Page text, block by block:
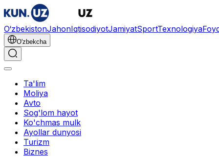
O‘zbekistonJahonIqtisodiyotJamiyatSportTexnologiya
O'zbekcha
Ta'lim
Moliya
Avto
Sog'lom hayot
Ko'chmas mulk
Ayollar dunyosi
Turizm
Biznes